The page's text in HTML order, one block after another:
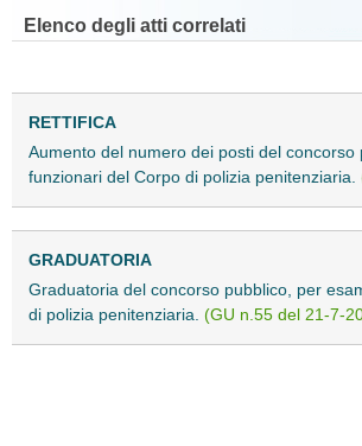
Elenco degli atti correlati
RETTIFICA
Aumento del numero dei posti del
funzionari del Corpo di polizia penitenziaria.
GRADUATORIA
Graduatoria del concorso pubblico, per
di polizia penitenziaria. (GU n.55 del 21-7-